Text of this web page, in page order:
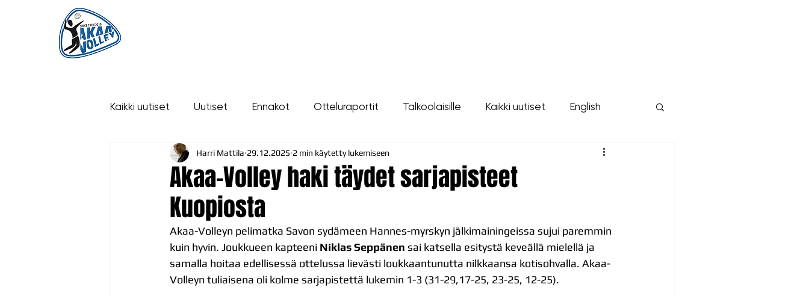
Kaikki uutiset Uutiset Ennakot Otteluraportit Talkoolaisille Kaikki uutiset English
Akaa-Volley haki täydet sarjapisteet
Kuopiosta
Harri Mattila 29.12.2025 2 min käytetty lukemiseen
Akaa-Volleyn pelimatka Savon sydämeen Hannes-myrskyn jälkimainingeissa sujui paremmin
kuin hyvin. Joukkueen kapteeni Niklas Seppänen sai katsella esitystä keveällä mielellä ja
samalla hoitaa edellisessä ottelussa lievästi loukkaantunutta nilkkaansa kotisohvalla. Akaa-
Volleyn tuliaisena oli kolme sarjapistettä lukemin 1-3 (31-29,17-25, 23-25, 12-25).